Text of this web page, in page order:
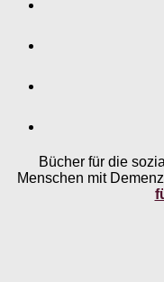
Bücher für die
Menschen mit